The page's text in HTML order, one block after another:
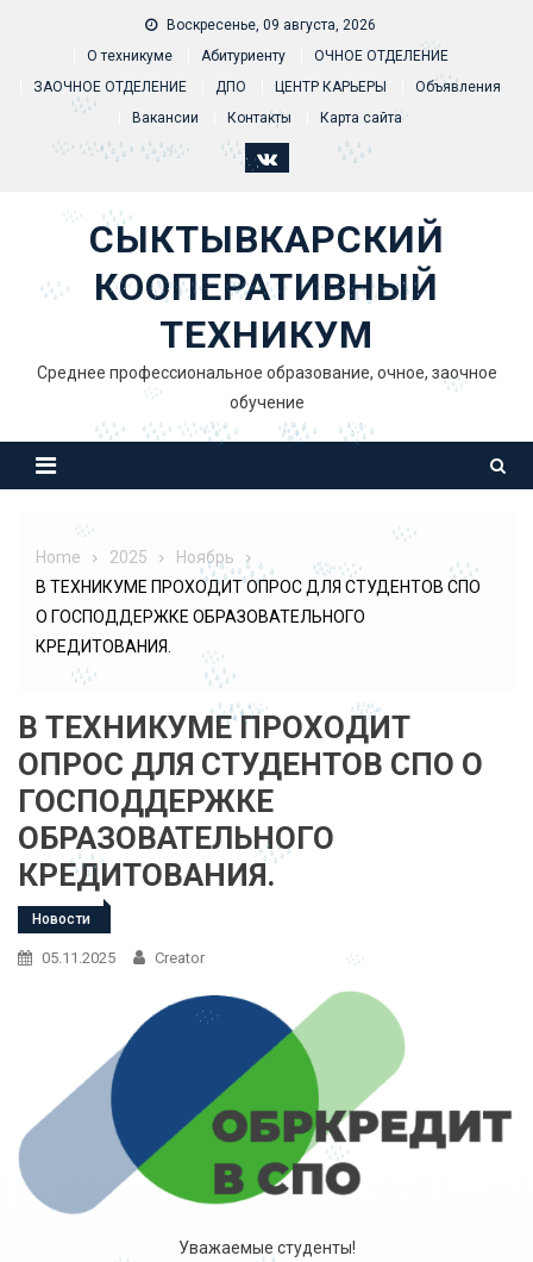
Воскресенье, 09 августа, 2026
О техникуме
Абитуриенту
ОЧНОЕ ОТДЕЛЕНИЕ
ЗАОЧНОЕ ОТДЕЛЕНИЕ
ДПО ЦЕНТР КАРЬЕРЫ
Объявления
Вакансии
Контакты Карта сайта
СЫКТЫВКАРСКИЙ
КООПЕРАТИВНЫЙ
ТЕХНИКУМ
Среднее профессиональное образование, очное, заочное
обучение
Home 2025
Ноябрь
В ТЕХНИКУМЕ ПРОХОДИТ ОПРОС ДЛЯ СТУДЕНТОВ СПО
О ГОСПОДДЕРЖКЕ ОБРАЗОВАТЕЛЬНОГО
КРЕДИТОВАНИЯ.
В ТЕХНИКУМЕ ПРОХОДИТ
ОПРОС ДЛЯ СТУДЕНТОВ СПО О
ГОСПОДДЕРЖКЕ
ОБРАЗОВАТЕЛЬНОГО
КРЕДИТОВАНИЯ.
Новости
05.11.2025 Creator
Уважаемые студенты!